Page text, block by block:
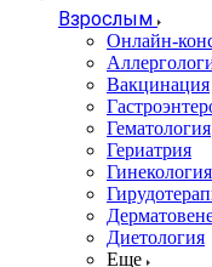
Взрослым
Онлайн-
Вакцинация
Гематология
Гериатрия
Гинекология
Диетология
Еще